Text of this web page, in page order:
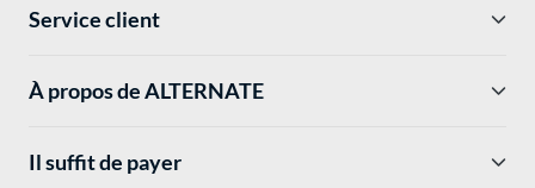
Service client
À propos de ALTERNATE
Il suffit de payer